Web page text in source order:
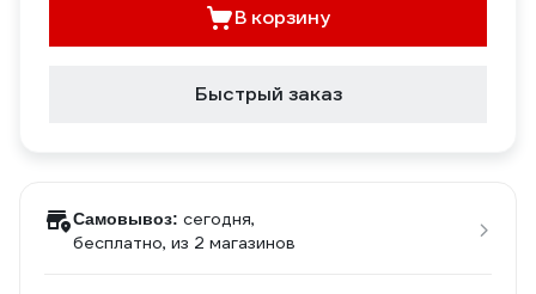
В корзину
Быстрый заказ
Самовывоз: сегодня,
бесплатно, из 2 магазинов